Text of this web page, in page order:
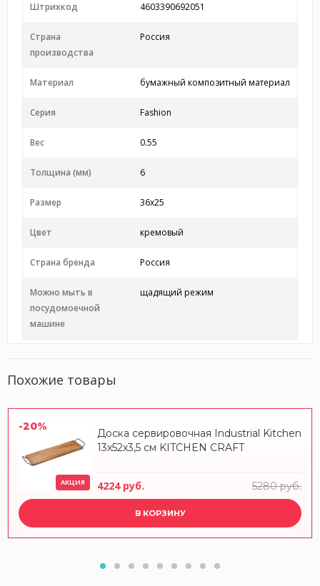
Штрихкод 4603390692051
Страна
производства
Россия
Материал бумажный композитный материал
Серия Fashion
Вес 0.55
Толщина (мм) 6
Размер 36х25
Цвет кремовый
Страна бренда Россия
Можно мыть в
посудомоечной
машине
щадящий режим
Похожие товары
-20%
АКЦИЯ
Доска сервировочная Industrial Kitchen
13x52x3,5 см KITCHEN CRAFT
4224 руб. 5280 руб.
В КОРЗИНУ